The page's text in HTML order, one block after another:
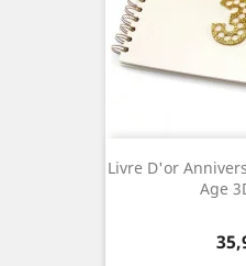
Livre D'or
Age